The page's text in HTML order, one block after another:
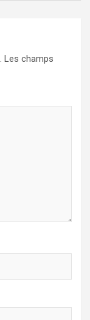
Les champs